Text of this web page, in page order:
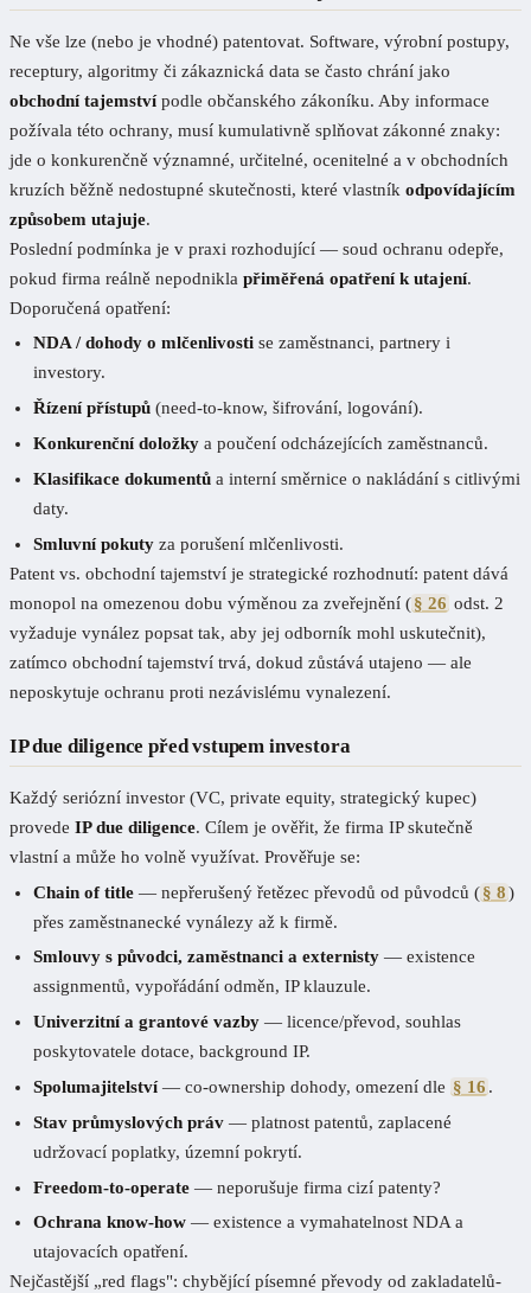
Ne vše lze (nebo je vhodné) patentovat. Software, výrobní postupy,
receptury, algoritmy či zákaznická data se často chrání jako
obchodní tajemstvípodle občanského zákoníku. Aby informace
požívala této ochrany, musí kumulativně splňovat zákonné znaky:
jde o konkurenčně významné, určitelné, ocenitelné a v obchodních
kruzích běžně nedostupné skutečnosti, které vlastník odpovídajícím
způsobem utajuje.
Poslední podmínka je v praxi rozhodující — soud ochranu odepře,
pokud firma reálně nepodnikla přiměřená opatření k utajení.
Doporučená opatření:
NDA / dohody o mlčenlivosti se zaměstnanci, partnery i
investory.
Řízení přístupů (need-to-know, šifrování, logování).
Konkurenční doložky a poučení odcházejících zaměstnanců.
Klasifikace dokumentů a interní směrnice o nakládání s citlivými
daty.
Smluvní pokuty za porušení mlčenlivosti.
Patent vs. obchodní tajemství je strategické rozhodnutí: patent dává
monopol na omezenou dobu výměnou za zveřejnění (§ 26 odst. 2
vyžaduje vynález popsat tak, aby jej odborník mohl uskutečnit),
zatímco obchodní tajemství trvá, dokud zůstává utajeno — ale
neposkytuje ochranu proti nezávislému vynalezení.
IP due diligence před vstupem investora
Každý seriózní investor (VC, private equity, strategický kupec)
provede IP due diligence. Cílem je ověřit, že firma IP skutečně
vlastní a může ho volně využívat. Prověřuje se:
Chain of title — nepřerušený řetězec převodů od původců (§ 8)
přes zaměstnanecké vynálezy až k firmě.
Smlouvy s původci, zaměstnanci a externisty — existence
assignmentů, vypořádání odměn, IP klauzule.
Univerzitní a grantové vazby — licence/převod, souhlas
poskytovatele dotace, background IP.
Spolumajitelství— co-ownership dohody, omezení dle § 16 .
Stav průmyslových práv — platnost patentů, zaplacené
udržovací poplatky, územní pokrytí.
Freedom-to-operate — neporušuje firma cizí patenty?
Ochrana know-how — existence a vymahatelnost NDA a
utajovacích opatření.
Nejčastější „red flags": chybějící písemné převody od zakladatelů-